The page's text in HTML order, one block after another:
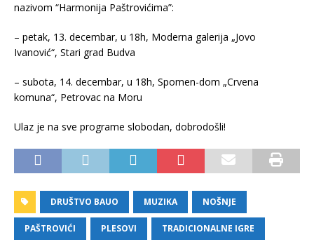
nazivom “Harmonija Paštrovićima”:
– petak, 13. decembar, u 18h, Moderna galerija „Jovo
Ivanović“, Stari grad Budva
– subota, 14. decembar, u 18h, Spomen-dom „Crvena
komuna“, Petrovac na Moru
Ulaz je na sve programe slobodan, dobrodošli!
DRUŠTVO BAUO MUZIKA NOŠNJE
PAŠTROVIĆI PLESOVI TRADICIONALNE IGRE